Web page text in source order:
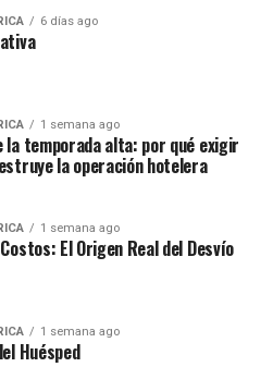
6 días ago
1 semana ago
la temporada alta: por qué exigir
la operación hotelera
1 semana ago
El Origen Real del Desvío
1 semana ago
Huésped